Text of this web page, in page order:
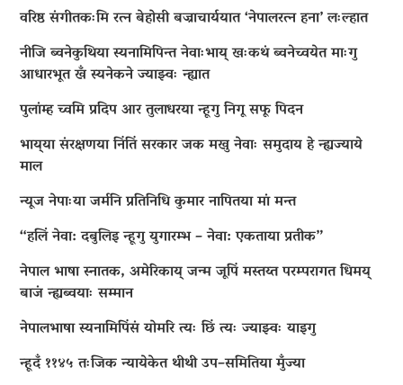
वरिष्ठ संगीतकःमि रत्न बेहोसी बज्राचार्ययात ‘नेपालरत्न हना’ लःल्हात
नीजि ब्वनेकुथिया स्यनामिपिन्त नेवाःभाय् खःकथं ब्वनेच्वयेत माःगु
आधारभूत खँ स्यनेकने ज्याझ्वः न्ह्यात
पुलांम्ह च्वमि प्रदिप आर तुलाधरया न्हूगु निगू सफू पिदन
भाय्‌या संरक्षणया निंतिं सरकार जक मखु नेवाः समुदाय हे न्ह्यज्याये
माल
न्यूज नेपाःया जर्मनि प्रतिनिधि कुमार नापितया मां मन्त
“हलिं नेवा: दबुलिइ न्हूगु युगारम्भ – नेवा: एकताया प्रतीक”
नेपाल भाषा स्नातक, अमेरिकाय् जन्म जूपिं मस्तय्त परम्परागत धिमय्
बाजं न्ह्यब्वयाः सम्मान
नेपालभाषा स्यनामिपिंसं योमरि त्यः छिं त्यः ज्याझ्वः याइगु
न्हूदँ ११४५ तःजिक न्यायेकेत थीथी उप–समितिया मुँज्या